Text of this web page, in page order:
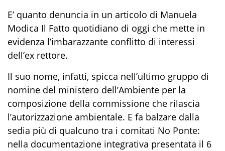
E’ quanto denuncia in un articolo di Manuela
Modica Il Fatto quotidiano di oggi che mette in
evidenza l’imbarazzante conflitto di interessi
dell’ex rettore.
Il suo nome, infatti, spicca nell’ultimo gruppo di
nomine del ministero dell’Ambiente per la
composizione della commissione che rilascia
l’autorizzazione ambientale. E fa balzare dalla
sedia più di qualcuno tra i comitati No Ponte:
nella documentazione integrativa presentata il 6